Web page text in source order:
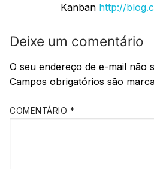
Kanban http://
Deixe um comentário
O seu endereço de e-mail não
Campos obrigatórios são
COMENTÁRIO *